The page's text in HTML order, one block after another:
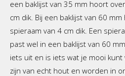
een baklijst van 35 mm hoort
cm dik. Bij een baklijst van 60
spieraam van 4 cm dik. Een
past wel in een baklijst van 60
iets uit en is iets wat je mooi kunt
zijn van echt hout en worden in